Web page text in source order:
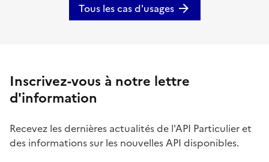
Tous les cas d'usages
Inscrivez-vous à notre lettre
d'information
Recevez les dernières actualités de l'API Particulier et
des informations sur les nouvelles API disponibles.